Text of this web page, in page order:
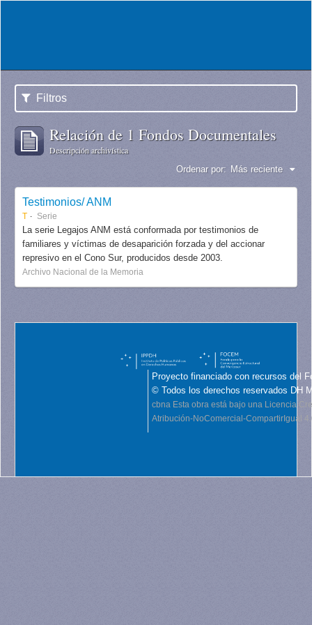
Filtros
Relación de 1 Fondos Documentales
Descripción archivística
Ordenar por: Más reciente
Testimonios/ ANM
T Serie
La serie Legajos ANM está conformada por testimonios de
familiares y víctimas de desaparición forzada y del accionar
represivo en el Cono Sur, producidos desde 2003.
Archivo Nacional de la Memoria
Proyecto financiado con recursos del
© Todos los derechos reservados DH
cbna Esta obra está bajo una Licencia
Atribución-NoComercial-CompartirIgual